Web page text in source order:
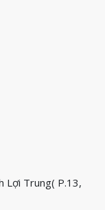
Lợi Trung( P.13,